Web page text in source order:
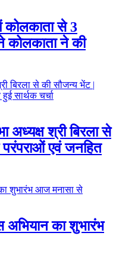
कोलकाता से 3
कोलकाता ने की
अध्यक्ष श्री बिरला से
एवं जनहित
अभियान का शुभारंभ